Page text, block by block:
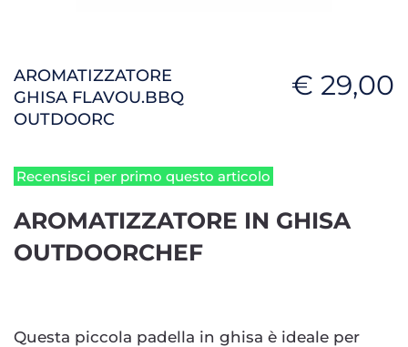
AROMATIZZATORE
GHISA FLAVOU.BBQ
OUTDOORC
€ 29,00
Recensisci per primo questo articolo
AROMATIZZATORE IN GHISA
OUTDOORCHEF
Questa piccola padella in ghisa è ideale per